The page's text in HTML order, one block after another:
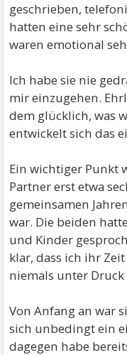
geschrieben,
hatten eine sehr
waren emotional
Ich habe sie nie
mir einzugehen.
dem glücklich, was
entwickelt sich das
Ein wichtiger Punkt
Partner erst etwa
gemeinsamen
war. Die beiden
und Kinder
klar, dass ich ihr
niemals unter Druck
Von Anfang an war
sich unbedingt ein
dagegen habe